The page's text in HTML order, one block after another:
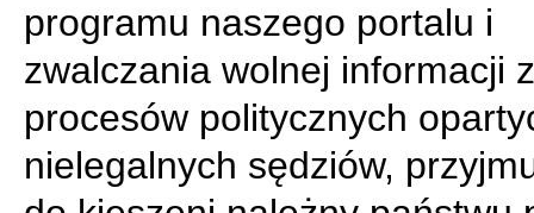
programu naszego portalu i
zwalczania wolnej informacji
procesów politycznych
nielegalnych sędziów,